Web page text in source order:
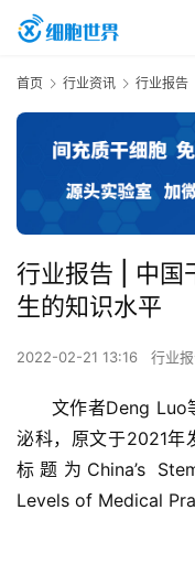
首页 行业资讯 行业报告
行业报告 | 中国
生的知识水平
2022-02-21 13:16 行业
文作者Deng Luo
泌科，原文于2021年
标题为 China’s
Levels of Medical